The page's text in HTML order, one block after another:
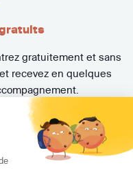
gratuitement et sans
recevez en quelques